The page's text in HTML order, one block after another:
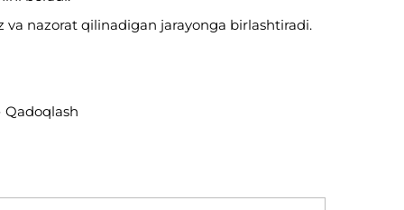
nazorat qilinadigan jarayonga birlashtiradi.
Qadoqlash